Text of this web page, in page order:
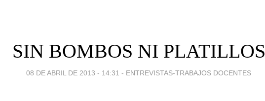
SIN BOMBOS NI PLATILLOS
08 DE ABRIL DE 2013 - 14:31 - ENTREVISTAS-TRABAJOS DOCENTES